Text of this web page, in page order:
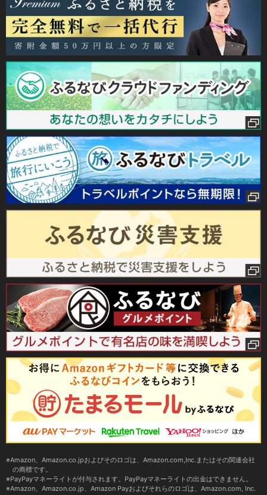
Amazon、Amazon.co.jpおよびそのロゴは、Amazon.com,Inc.またはその関連会社
の商標です。
PayPayマネーライトが付与されます。PayPayマネーライトの出金はできません。
Amazon、Amazon.co.jp、Amazon Payおよびそれらのロゴは、Amazon.com, Inc.